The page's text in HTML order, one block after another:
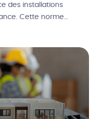
des installations
Cette norme
leur bon fonctionnement.